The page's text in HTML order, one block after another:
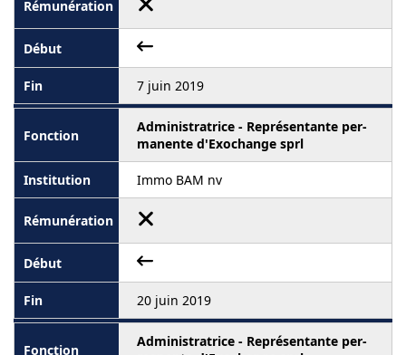
7 juin 2019
Administratrice - Représentante per-
manente d'Exochange sprl
Immo BAM nv
20 juin 2019
Administratrice - Représentante per-